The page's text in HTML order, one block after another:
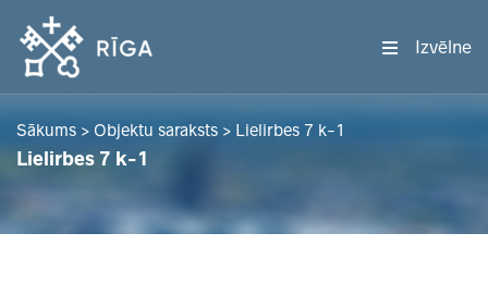
Izvēlne
Sākums > Objektu saraksts > Lielirbes 7 k-1
Lielirbes 7 k-1